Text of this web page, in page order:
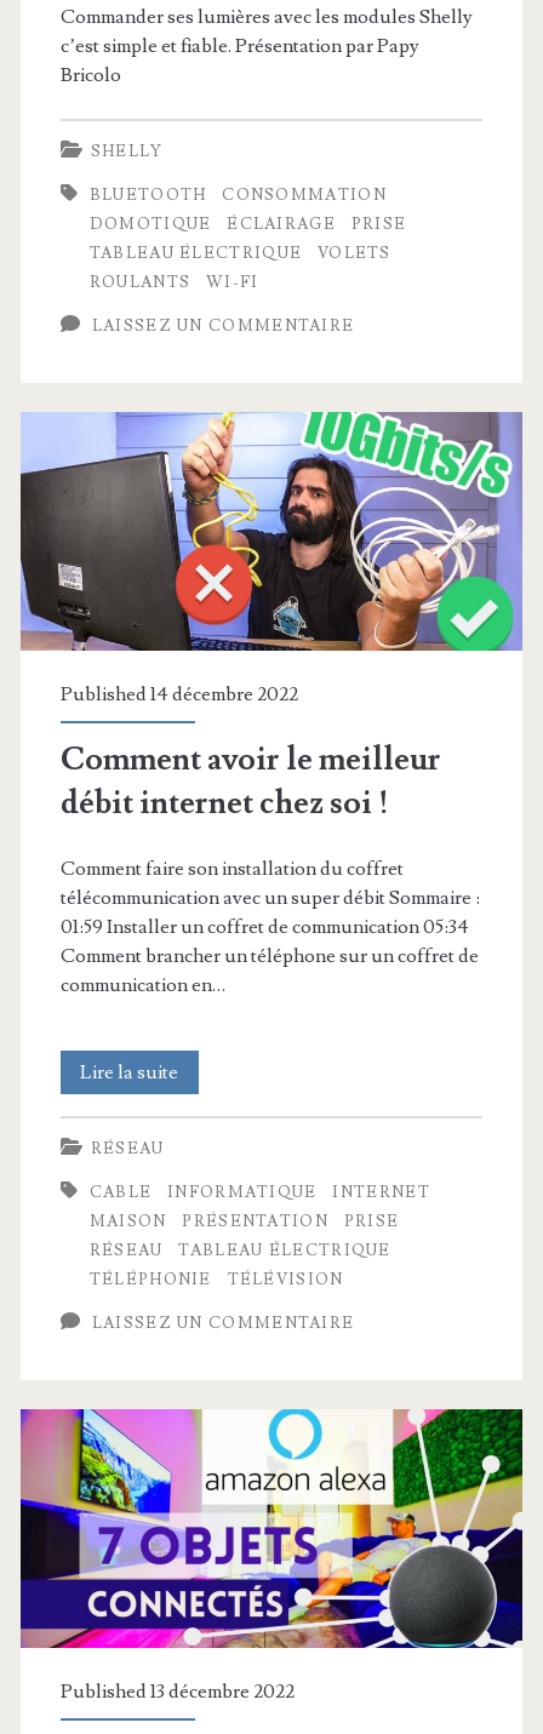
Commander ses lumières avec les modules Shelly
c’est simple et fiable. Présentation par Papy
Bricolo
SHELLY
BLUETOOTH
CONSOMMATION
DOMOTIQUE
ÉCLAIRAGE
PRISE
TABLEAU ÉLECTRIQUE
VOLETS
ROULANTS
WI-FI
LAISSEZ UN COMMENTAIRE
Published 14 décembre 2022
Comment avoir le meilleur
débit internet chez soi !
Comment faire son installation du coffret
télécommunication avec un super débit Sommaire :
01:59 Installer un coffret de communication 05:34
Comment brancher un téléphone sur un coffret de
communication en…
Lire la suite
avoir
meilleur
débit
internet
chez
RÉSEAU
CABLE INFORMATIQUE
INTERNET
MAISON
PRÉSENTATION
PRISE
RÉSEAU
TABLEAU ÉLECTRIQUE
TÉLÉPHONIE
TÉLÉVISION
LAISSEZ UN COMMENTAIRE
Published 13 décembre 2022